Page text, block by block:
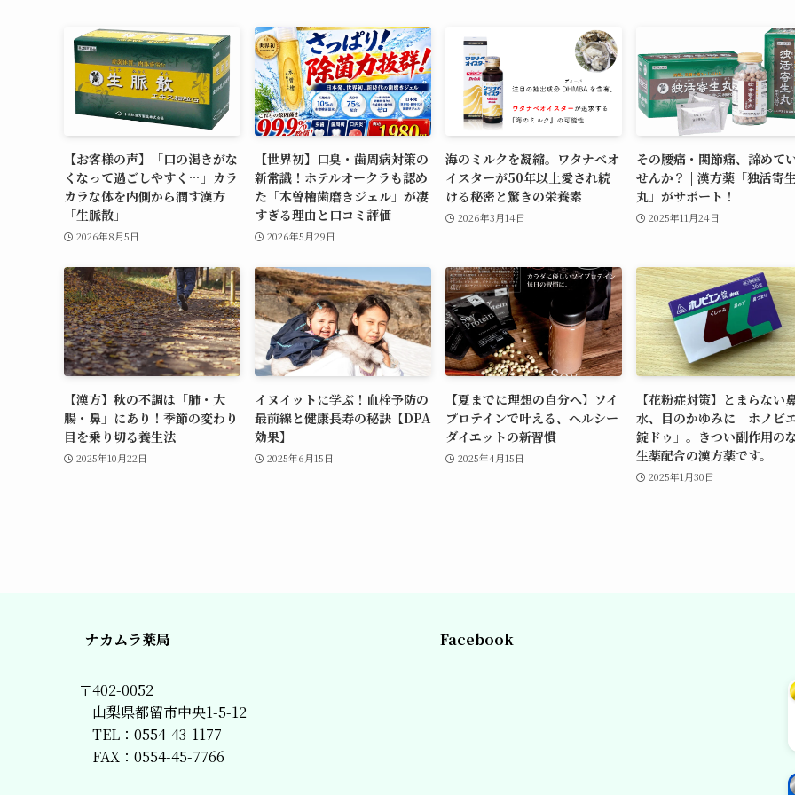
【お客様の声】「口の渇きがな
くなって過ごしやすく…」カラ
カラな体を内側から潤す漢方
「生脈散」
2026年8月5日
【世界初】口臭・歯周病対策の
新常識！ホテルオークラも認め
た「木曽檜歯磨きジェル」が凄
すぎる理由と口コミ評価
2026年5月29日
海のミルクを凝縮。ワタナベオ
イスターが50年以上愛され続
ける秘密と驚きの栄養素
2026年3月14日
その腰痛・関節痛、諦めて
せんか？ | 漢方薬「独活寄
丸」がサポート！
2025年11月24日
【漢方】秋の不調は「肺・大
腸・鼻」にあり！季節の変わり
目を乗り切る養生法
2025年10月22日
イヌイットに学ぶ！血栓予防の
最前線と健康長寿の秘訣【DPA
効果】
2025年6月15日
【夏までに理想の自分へ】ソイ
プロテインで叶える、ヘルシー
ダイエットの新習慣
2025年4月15日
【花粉症対策】とまらない
水、目のかゆみに「ホノビ
錠ドゥ」。きつい副作用の
生薬配合の漢方薬です。
2025年1月30日
ナカムラ薬局
〒402-0052
山梨県都留市中央1-5-12
TEL：0554-43-1177
FAX：0554-45-7766
Facebook